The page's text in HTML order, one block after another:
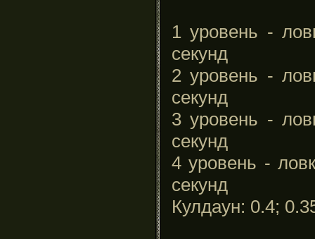
1 уровень -
секунд
2 уровень -
секунд
3 уровень -
секунд
4 уровень -
секунд
Кулдаун: 0.4;